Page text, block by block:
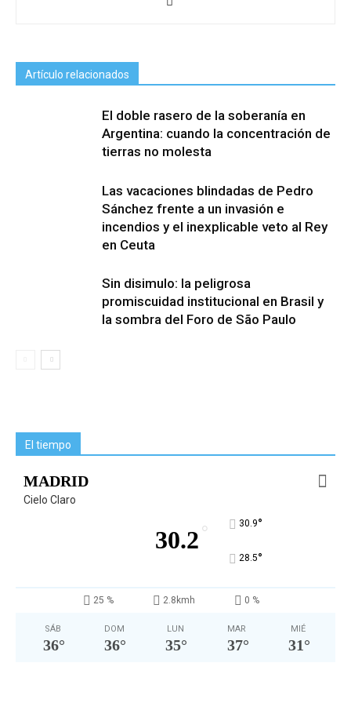
Artículo relacionados
El doble rasero de la soberanía en
Argentina: cuando la concentración de
tierras no molesta
Las vacaciones blindadas de Pedro
Sánchez frente a un invasión e
incendios y el inexplicable veto al Rey
en Ceuta
Sin disimulo: la peligrosa
promiscuidad institucional en Brasil y
la sombra del Foro de São Paulo
El tiempo
MADRID
Cielo Claro
30.2 ° 30.9°
28.5°
25 % 2.8kmh 0 %
SÁB
36°
DOM
36°
LUN
35°
MAR
37°
MIÉ
31°